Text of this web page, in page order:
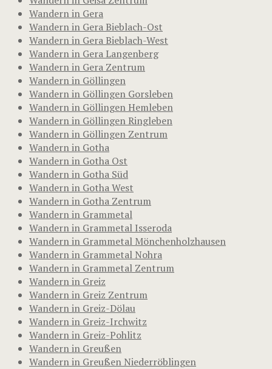
Wandern in Gera
Wandern in Gera Bieblach-Ost
Wandern in Gera Bieblach-West
Wandern in Gera Langenberg
Wandern in Gera Zentrum
Wandern in Göllingen
Wandern in Göllingen Gorsleben
Wandern in Göllingen Hemleben
Wandern in Göllingen Ringleben
Wandern in Göllingen Zentrum
Wandern in Gotha
Wandern in Gotha Ost
Wandern in Gotha Süd
Wandern in Gotha West
Wandern in Gotha Zentrum
Wandern in Grammetal
Wandern in Grammetal Isseroda
Wandern in Grammetal Mönchenholzhausen
Wandern in Grammetal Nohra
Wandern in Grammetal Zentrum
Wandern in Greiz
Wandern in Greiz Zentrum
Wandern in Greiz-Dölau
Wandern in Greiz-Irchwitz
Wandern in Greiz-Pohlitz
Wandern in Greußen
Wandern in Greußen Niederröblingen